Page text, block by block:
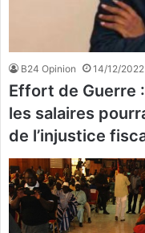
B24 Opinion 14/12/2022
Effort de Guerre
les salaires
de l’injustice